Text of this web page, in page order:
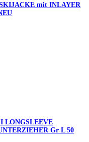
mit INLAYER
LONGSLEEVE
Gr L 50